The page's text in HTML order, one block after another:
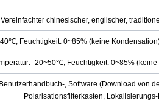
Vereinfachter chinesischer, englischer,
Feuchtigkeit: 0~85% (keine
-20~50℃; Feuchtigkeit: 0~85%
, Software (Download von
Polarisationsfilterkasten, Lokalisierungs-